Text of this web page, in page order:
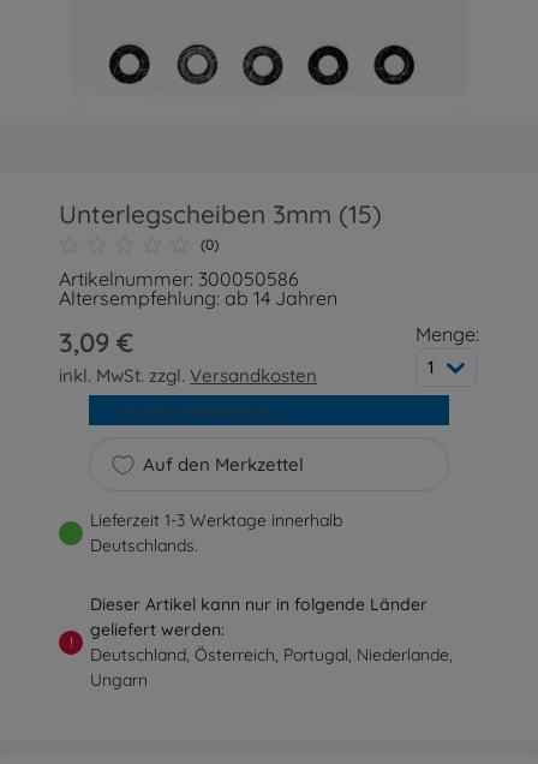
Unterlegscheiben 3mm (15)
(0)
Artikelnummer: 300050586
Altersempfehlung: ab 14 Jahren
3,09 €
inkl. MwSt. zzgl.Versandkosten
Menge:
1
Auf den Merkzettel
In den Warenkorb
Lieferzeit 1-3 Werktage innerhalb
Deutschlands.
!
Dieser Artikel kann nur in folgende Länder
geliefert werden:
Deutschland, Österreich, Portugal, Niederlande,
Ungarn